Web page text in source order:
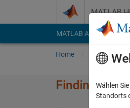
MATLAB
MATLAB Answers
Home Fragen
FindingWählen
Standorts